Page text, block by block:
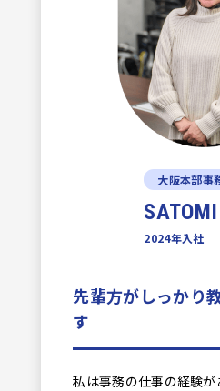
大阪本部事
2024年入社
先輩方がしっかり
す
私は事務の仕事の経験